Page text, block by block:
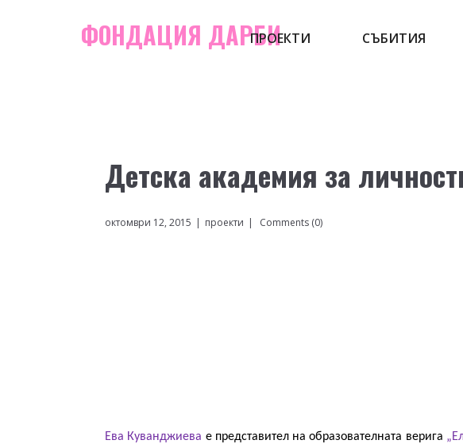
ФОНДАЦИЯ ДАРБИПРОЕКТИ СЪБИТИЯ
Детска академия за
октомври 12, 2015 проекти Comments (0)
Ева Куванджиева е представител на образователната верига